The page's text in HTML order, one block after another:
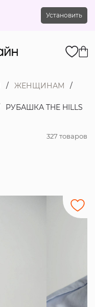
Установить
ЖЕНЩИНАМ
РУБАШКА THE HILLS
327 товаров